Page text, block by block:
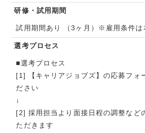
研修・試用期間
試用期間あり （3ヶ月）※雇用条件は
選考プロセス
■選考プロセス
[1] 【キャリアジョブズ】の応募フォ
ださい
↓
[2] 採用担当より面接日程の調整など
ただきます